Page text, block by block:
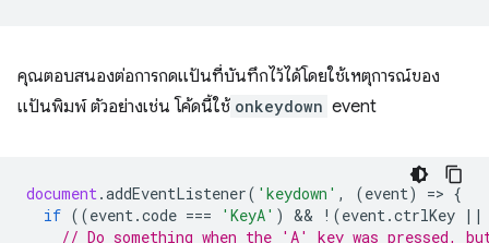
คุณตอบสนองต่อการกดแป้นที่บันทึกไว้ได้โดยใช้เหตุการณ์ของ
แป้นพิมพ์ ตัวอย่างเช่น โค้ดนี้ใช้ onkeydown event
document.addEventListener( 'keydown' , (event) => {
if ((event.code === 'KeyA' ) && ! (event.ctrlKey ||
// Do something when the 'A' key was pressed,